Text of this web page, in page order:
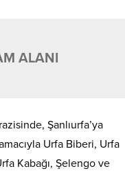
ALANI
Şanlıurfa’ya
Urfa Biberi, Urfa
Kabağı, Şelengo ve